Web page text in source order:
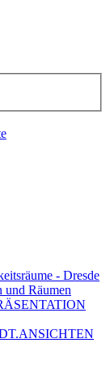
- Dresde
und Räumen